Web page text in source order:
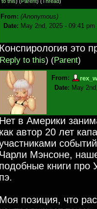
From: (Anonymous)
Date: May 2nd, 2025 - 09:41 pm
Конспирология это
to this) (Parent)
From:
Date: May
Нет в Америки
как автор 20 лет
Чарли Мэнсоне,
подобные книги про
пэ.
Моя позиция, что